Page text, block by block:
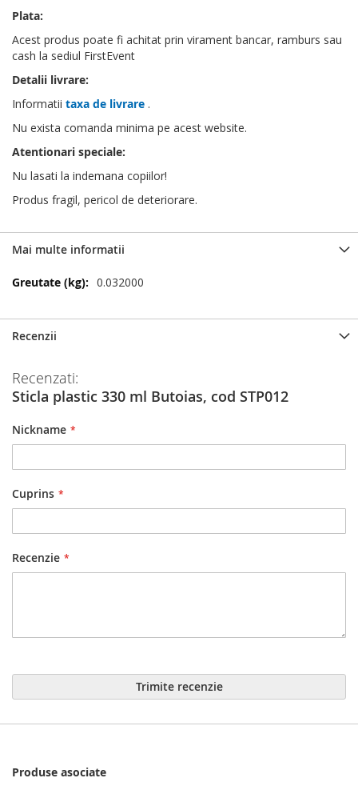
Plata:
Acest produs poate fi achitat prin virament bancar, ramburs sau
cash la sediul FirstEvent
Detalii livrare:
Informatii taxa de livrare .
Nu exista comanda minima pe acest website.
Atentionari speciale:
Nu lasati la indemana copiilor!
Produs fragil, pericol de deteriorare.
Mai multe informatii
Mai
0.032000
Recenzii
Recenzati:
Sticla plastic 330 ml Butoias, cod STP012
Nickname
Cuprins
Recenzie
Trimite recenzie
Produse asociate